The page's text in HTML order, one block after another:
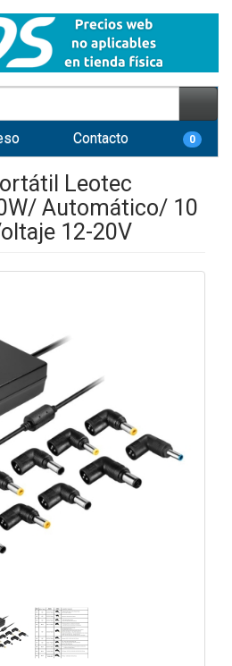
Contacto 0
Leotec
Automático/ 10
12-20V